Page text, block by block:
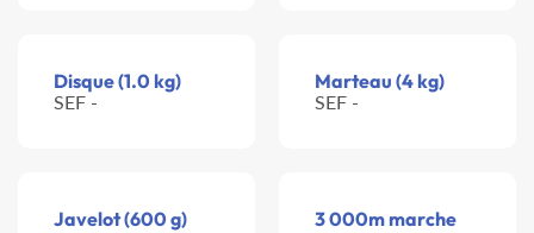
Disque (1.0 kg)
SEF -
Marteau (4 kg)
SEF -
Javelot (600 g) 3 000m marche